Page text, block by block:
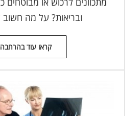
ובריאות? על מה
קראו עוד בהרחבה